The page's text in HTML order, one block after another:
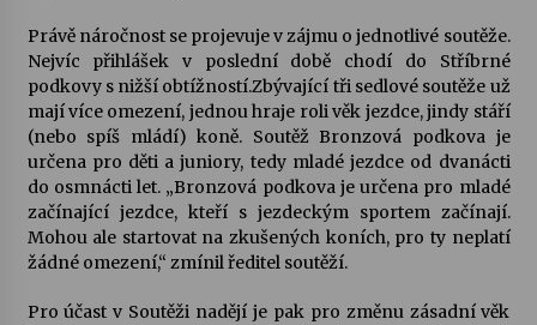
13. 7. 2026
Varhanní recitál Michala Novenka v Klášteře
Želiv
3. 7. 2026
Petr Adamec – Malovaný svět
30. 6. 2026
Právě náročnost se projevuje v zájmu o jednotlivé soutěže.
Nejvíc přihlášek v poslední době chodí do Stříbrné
podkovy s nižší obtížností.Zbývající tři sedlové soutěže už
mají více omezení, jednou hraje roli věk jezdce, jindy stáří
(nebo spíš mládí) koně. Soutěž Bronzová podkova je
určena pro děti a juniory, tedy mladé jezdce od dvanácti
do osmnácti let. „Bronzová podkova je určena pro mladé
začínající jezdce, kteří s jezdeckým sportem začínají.
Mohou ale startovat na zkušených koních, pro ty neplatí
žádné omezení,“ zmínil ředitel soutěží.
Pro účast v Soutěži nadějí je pak pro změnu zásadní věk